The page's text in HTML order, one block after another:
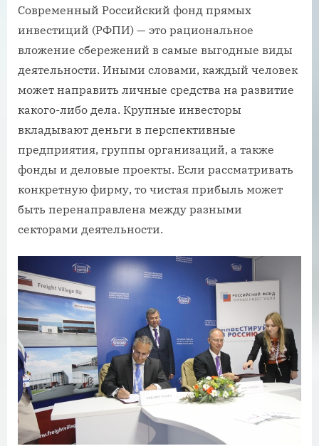
Современный Российский фонд прямых
инвестиций (РФПИ) — это рациональное
вложение сбережений в самые выгодные виды
деятельности. Иными словами, каждый человек
может направить личные средства на развитие
какого-либо дела. Крупные инвесторы
вкладывают деньги в перспективные
предприятия, группы организаций, а также
фонды и деловые проекты. Если рассматривать
конкретную фирму, то чистая прибыль может
быть перенаправлена между разными
секторами деятельности.